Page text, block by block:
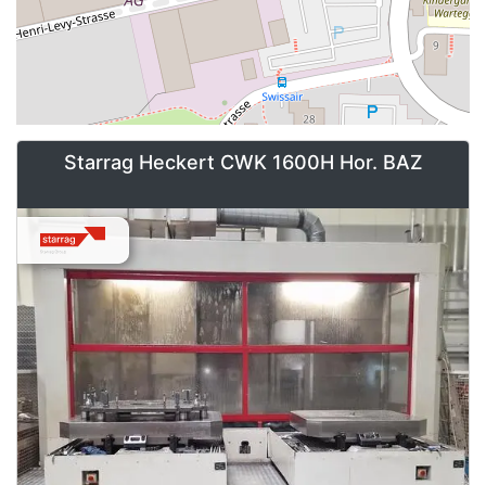
Starrag Heckert CWK 1600H Hor. BAZ